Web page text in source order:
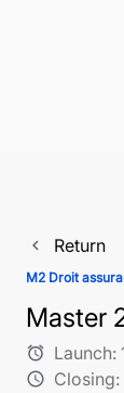
navigate_before Return
M2 Droit
Master
alarm Launch:
schedule Closing: